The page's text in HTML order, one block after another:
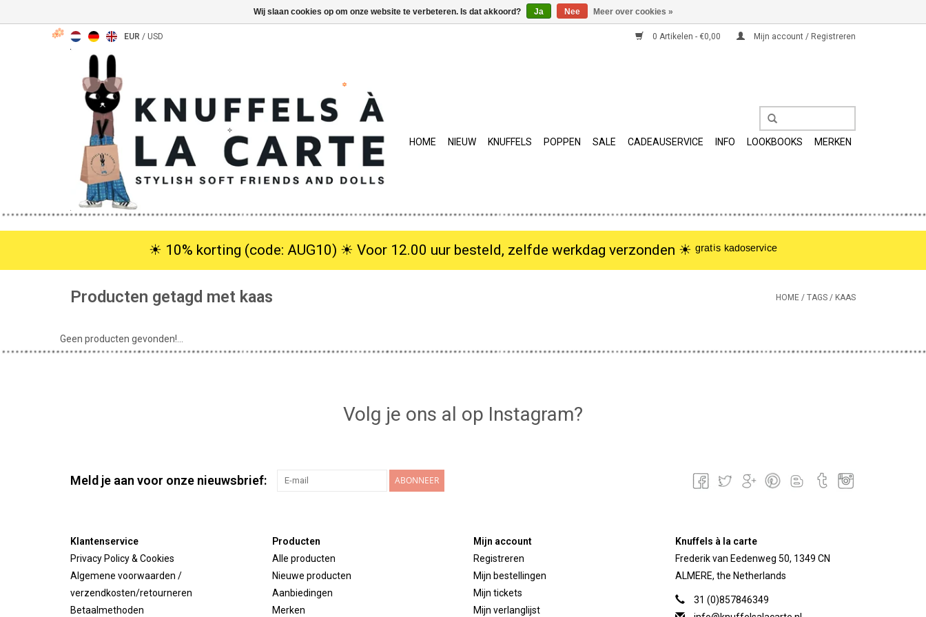
EUR / USD 0 Artikelen - €0,00 Mijn account / Registreren
HOME NIEUW KNUFFELS POPPEN SALE CADEAUSERVICE INFO LOOKBOOKS MERKEN
☀︎ 10% korting (code: AUG10) ☀︎ Voor 12.00 uur besteld, zelfde werkdag verzonden ☀︎ ᵍʳᵃᵗⁱˢ ᵏᵃᵈᵒˢᵉʳᵛⁱᶜᵉ
Producten getagd met kaas HOME / TAGS / KAAS
Geen producten gevonden!...
Volg je ons al op Instagram?
Meld je aan voor onze nieuwsbrief: ABONNEER
Klantenservice
Privacy Policy & Cookies
Algemene voorwaarden /
verzendkosten/retourneren
Betaalmethoden
Producten
Alle producten
Nieuwe producten
Aanbiedingen
Merken
Mijn account
Registreren
Mijn bestellingen
Mijn tickets
Mijn verlanglijst
Knuffels à la carte
Frederik van Eedenweg 50, 1349 CN
ALMERE, the Netherlands
31 (0)857846349
Wij slaan cookies op om onze website te verbeteren. Is dat akkoord? Ja Nee Meer over cookies »